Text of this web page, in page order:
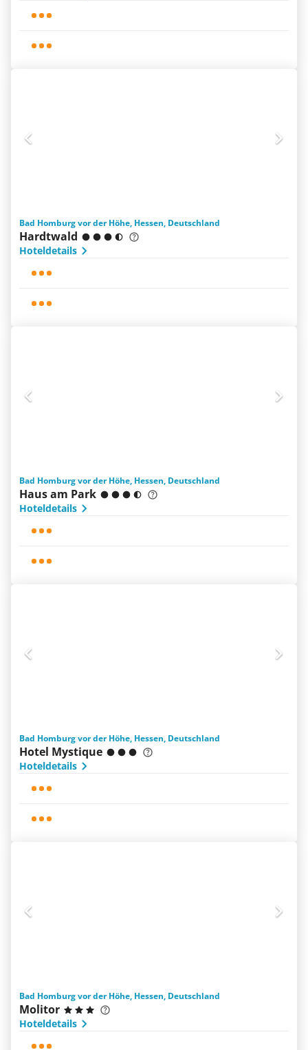
Bad Homburg vor der Höhe, Hessen, Deutschland
Hardtwald
Hoteldetails
Bad Homburg vor der Höhe, Hessen, Deutschland
Haus am Park
Hoteldetails
Bad Homburg vor der Höhe, Hessen, Deutschland
Hotel Mystique
Hoteldetails
Bad Homburg vor der Höhe, Hessen, Deutschland
Molitor
Hoteldetails